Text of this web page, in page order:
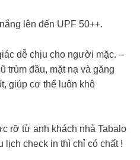
lên đến UPF 50++.
dễ chịu cho người mặc. –
trùm đầu, mặt nạ và găng
giúp cơ thể luôn khô
rỡ từ anh khách nhà Tabalo
lịch check in thì chỉ có chất !